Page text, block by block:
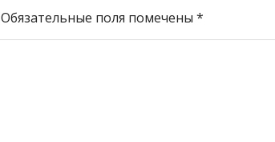
Обязательные поля помечены *